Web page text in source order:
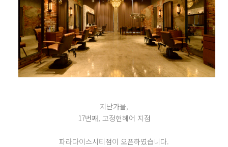
지난가을,
17번째, 고정현헤어 지점
파라다이스시티점이 오픈하였습니다.